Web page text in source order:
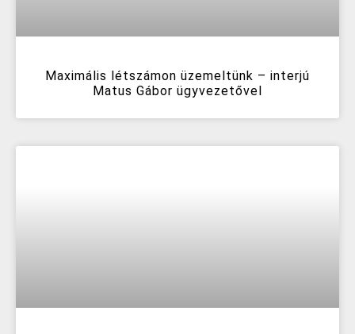
Maximális létszámon üzemeltünk – interjú
Matus Gábor ügyvezetővel